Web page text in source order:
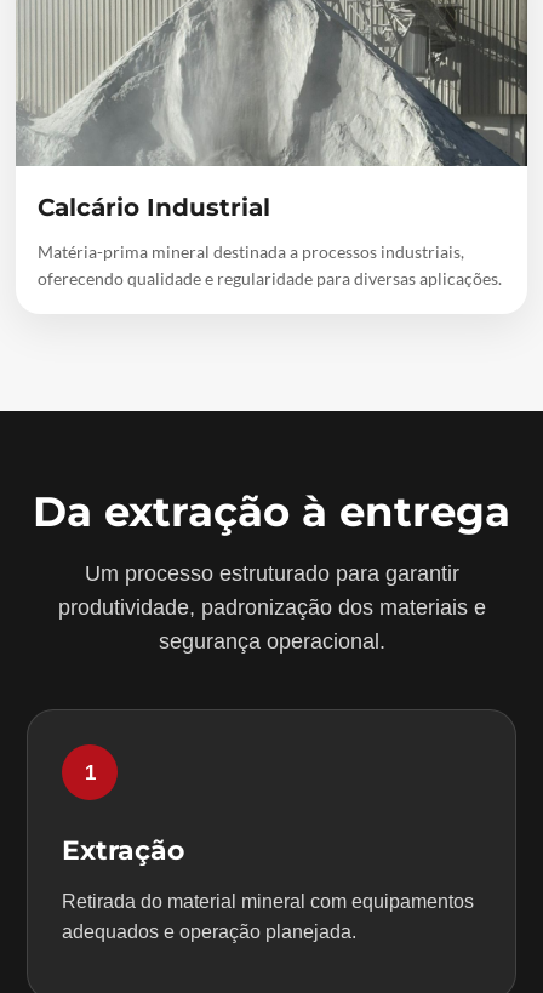
Calcário Industrial
Matéria-prima mineral destinada a processos industriais,
oferecendo qualidade e regularidade para diversas aplicações.
Da extração à entrega
Um processo estruturado para garantir
produtividade, padronização dos materiais e
segurança operacional.
1
Extração
Retirada do material mineral com equipamentos
adequados e operação planejada.